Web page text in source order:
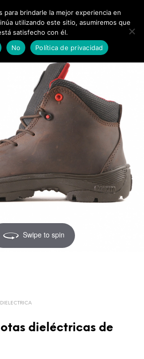
0
Swipe to spin
DIELECTRICA
dieléctricas de
para brindarle la mejor experiencia en
utilizando este sitio, asumiremos que
satisfecho con él.
No Política de privacidad